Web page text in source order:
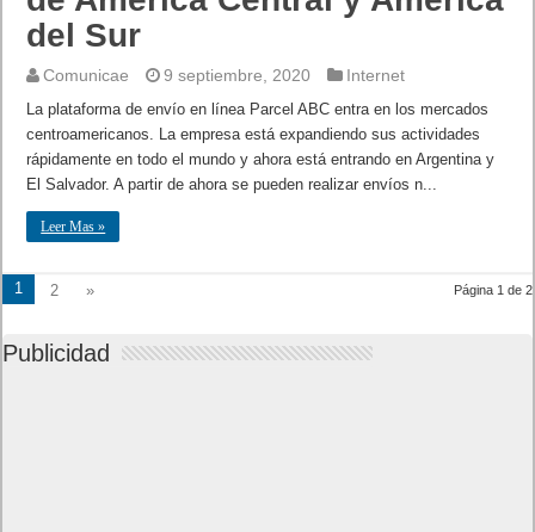
del Sur
Comunicae 9 septiembre, 2020 Internet
La plataforma de envío en línea Parcel ABC entra en los mercados
centroamericanos. La empresa está expandiendo sus actividades
rápidamente en todo el mundo y ahora está entrando en Argentina y
El Salvador. A partir de ahora se pueden realizar envíos n...
Leer Mas »
Página 1 de 2
1 2 »
Publicidad